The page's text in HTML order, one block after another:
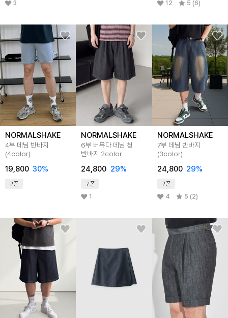
3 12 5 (6)
NORMALSHAKE
4부 데님 반바지
(4color)
19,800 30%
쿠폰
NORMALSHAKE
6부 버뮤다 데님 청
반바지 2color
24,800 29%
쿠폰
1
NORMALSHAKE
7부 데님 반바지
(3color)
24,800 29%
쿠폰
4 5 (2)